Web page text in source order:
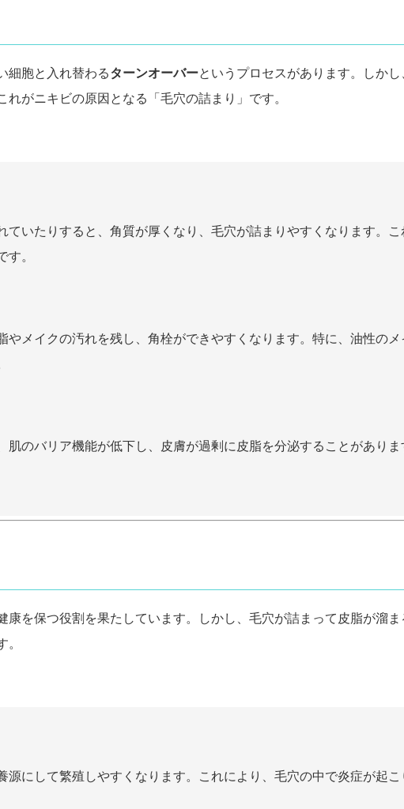
細胞と入れ替わるターンオーバーというプロセスがあります。しか
れがニキビの原因となる「毛穴の詰まり」です。
ていたりすると、角質が厚くなり、毛穴が詰まりやすくなります。
。
メイクの汚れを残し、角栓ができやすくなります。特に、油性の
のバリア機能が低下し、皮膚が過剰に皮脂を分泌することがあり
康を保つ役割を果たしています。しかし、毛穴が詰まって皮脂が溜
にして繁殖しやすくなります。これにより、毛穴の中で炎症が起こ